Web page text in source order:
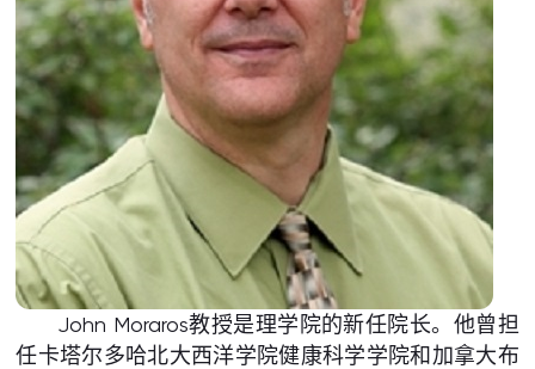
关于我们
John Moraros教授是理学院的新任院长。他曾担
任卡塔尔多哈北大西洋学院健康科学学院和加拿大布